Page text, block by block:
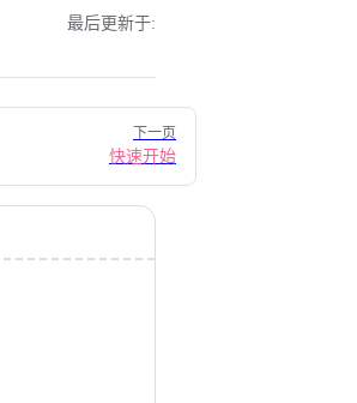
最后更新于:
下一页
快速开始